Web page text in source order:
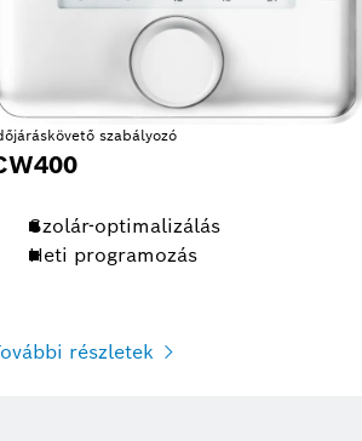
szabályozó
Szolár-optimalizálás
Heti programozás
részletek